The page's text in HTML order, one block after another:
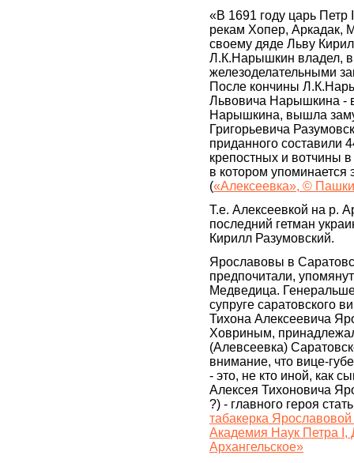
«В 1691 году царь
рекам Хопер, Аркадак,
своему дяде Льву
Л.К.Нарышкин владел, в
железоделательными
После кончины
Львовича Нарышкина -
Нарышкина, вышла
Григорьевича
приданного составили
крепостных и вотчины
в котором упоминается
(«Алексеевка», ©
Т.е. Алексеевкой на р.
последний гетман
Кирилл Разумовский.
Ярославовы в
предпочитали,
Медведица.
супруге саратовского
Тихона Алексеевича
Ховриным,
(Алевсеевка)
внимание, что вице-
- это, не кто иной, как
Алексея Тихоновича
?) - главного героя
табакерка
Академия Наук Петра I,
Архангельское»